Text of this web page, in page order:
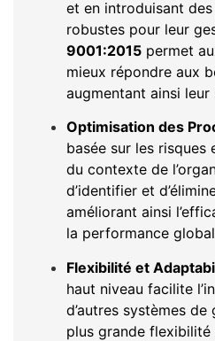
et en introduisant
robustes pour leur
9001:2015 permet
mieux répondre aux
augmentant ainsi
Optimisation des
basée sur les risques
du contexte de
d’identifier et
améliorant ainsi
la performance
Flexibilité et
haut niveau facilite
d’autres systèmes
plus grande flexibilité